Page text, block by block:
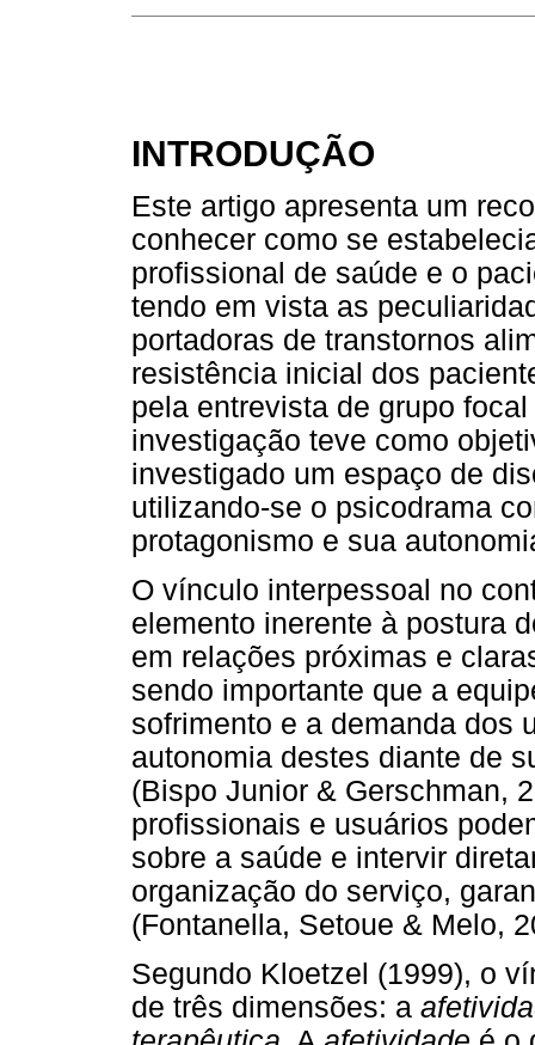
INTRODUÇÃO
Este artigo apresenta um
conhecer como se
profissional de saúde e o
tendo em vista as
portadoras de transtornos
resistência inicial dos
pela entrevista de grupo
investigação teve como
investigado um espaço de
utilizando-se o psicodrama
protagonismo e sua
O vínculo interpessoal no
elemento inerente à postura
em relações próximas e
sendo importante que a
sofrimento e a demanda dos
autonomia destes diante de
(Bispo Junior & Gerschman,
profissionais e usuários
sobre a saúde e intervir
organização do serviço,
(Fontanella, Setoue & Melo,
Segundo Kloetzel (1999), o
de três dimensões: a